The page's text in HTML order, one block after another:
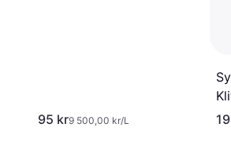
95 kr9 500,00 kr/L